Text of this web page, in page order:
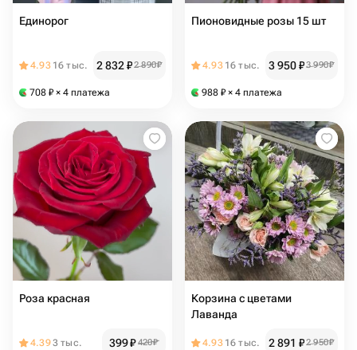
Единорог
4.93 16 тыс. 2 832₽2 890₽
708 ₽ × 4 платежа
Пионовидные розы 15 шт
4.93 16 тыс. 3 950₽3 990₽
988 ₽ × 4 платежа
Роза красная
4.393 тыс. 399₽ 420₽
Корзина с цветами
Лаванда
4.93 16 тыс. 2 891 ₽2 950₽